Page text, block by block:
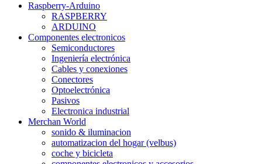
Raspberry-Arduino
RASPBERRY
ARDUINO
Componentes electronicos
Semiconductores
Ingeniería electrónica
Cables y conexiones
Conectores
Optoelectrónica
Pasivos
Electronica industrial
Merchan World
sonido & iluminacion
automatizacion del hogar (velbus)
coche y bicicleta